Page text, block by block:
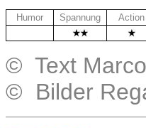
Humor Spannung Action
© Text
© Bilder